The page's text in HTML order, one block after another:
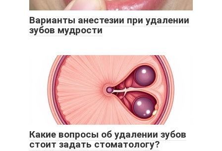
Варианты анестезии при удалении
зубов мудрости
Какие вопросы об удалении зубов
стоит задать стоматологу?